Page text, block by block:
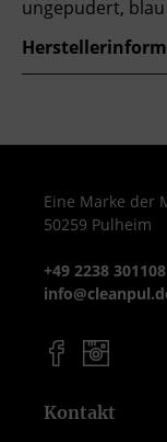
ungepudert,
Eine Marke der
50259 Pulheim
+49 2238 301108
Kontakt